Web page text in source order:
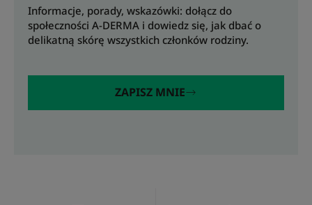
Informacje, porady, wskazówki: dołącz do
społeczności A-DERMA i dowiedz się, jak dbać o
delikatną skórę wszystkich członków rodziny.
ZAPISZ MNIE